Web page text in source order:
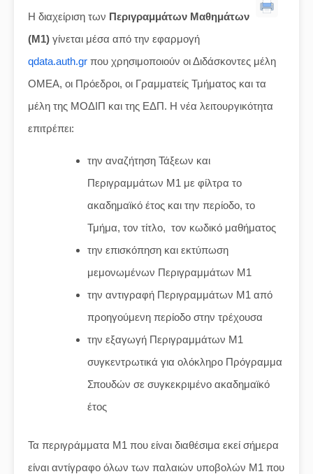
Η διαχείριση των Περιγραμμάτων Μαθημάτων
(Μ1) γίνεται μέσα από την εφαρμογή
qdata.auth.gr που χρησιμοποιούν οι Διδάσκοντες μέλη
ΟΜΕΑ, οι Πρόεδροι, οι Γραμματείς Τμήματος και τα
μέλη της ΜΟΔΙΠ και της ΕΔΠ. Η νέα λειτουργικότητα
επιτρέπει:
την αναζήτηση Τάξεων και
Περιγραμμάτων Μ1 με φίλτρα το
ακαδημαϊκό έτος και την περίοδο, το
Τμήμα, τον τίτλο, τον κωδικό μαθήματος
την επισκόπηση και εκτύπωση
μεμονωμένων Περιγραμμάτων Μ1
την αντιγραφή Περιγραμμάτων Μ1 από
προηγούμενη περίοδο στην τρέχουσα
την εξαγωγή Περιγραμμάτων Μ1
συγκεντρωτικά για ολόκληρο Πρόγραμμα
Σπουδών σε συγκεκριμένο ακαδημαϊκό
έτος
Τα περιγράμματα Μ1 που είναι διαθέσιμα εκεί σήμερα
είναι αντίγραφο όλων των παλαιών υποβολών Μ1 που